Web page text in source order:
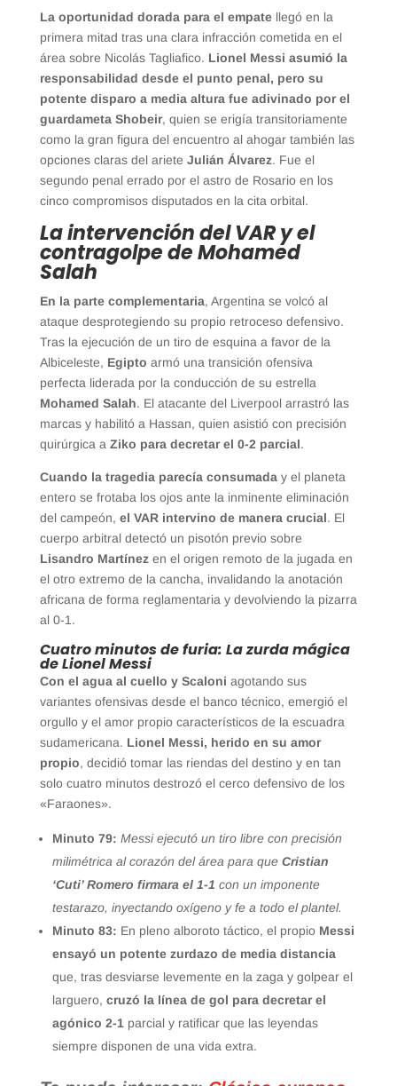
La oportunidad dorada para el empatellegó en la
primera mitad tras una clara infracción cometida en el
área sobre Nicolás Tagliafico. Lionel Messi asumió la
responsabilidad desde el punto penal, pero su
potente disparo a media altura fue adivinado por el
guardameta Shobeir, quien se erigía transitoriamente
como la gran figura del encuentro al ahogar también las
opciones claras del ariete Julián Álvarez. Fue el
segundo penal errado por el astro de Rosario en los
cinco compromisos disputados en la cita orbital.
La intervención del VAR y el
contragolpe de Mohamed
Salah
En la parte complementaria, Argentina se volcó al
ataque desprotegiendo su propio retroceso defensivo.
Tras la ejecución de un tiro de esquina a favor de la
Albiceleste, Egipto armó una transición ofensiva
perfecta liderada por la conducción de su estrella
Mohamed Salah. El atacante del Liverpool arrastró las
marcas y habilitó a Hassan, quien asistió con precisión
quirúrgica a Ziko para decretar el 0-2 parcial.
Cuando la tragedia parecía consumada y el planeta
entero se frotaba los ojos ante la inminente eliminación
del campeón, el VAR intervino de manera crucial. El
cuerpo arbitral detectó un pisotón previo sobre
Lisandro Martínezen el origen remoto de la jugada en
el otro extremo de la cancha, invalidando la anotación
africana de forma reglamentaria y devolviendo la pizarra
al 0-1.
Cuatro minutos de furia: La zurda mágica
de Lionel Messi
Con el agua al cuello y Scaloni agotando sus
variantes ofensivas desde el banco técnico, emergió el
orgullo y el amor propio característicos de la escuadra
sudamericana. Lionel Messi, herido en su amor
propio, decidió tomar las riendas del destino y en tan
solo cuatro minutos destrozó el cerco defensivo de los
«Faraones».
Minuto 79: Messi ejecutó un tiro libre con precisión
milimétrica al corazón del área para que Cristian
‘Cuti’ Romero firmara el 1-1 con un imponente
testarazo, inyectando oxígeno y fe a todo el plantel.
Minuto 83: En pleno alboroto táctico, el propio Messi
ensayó un potente zurdazo de media distancia
que, tras desviarse levemente en la zaga y golpear el
larguero, cruzó la línea de gol para decretar el
agónico 2-1parcial y ratificar que las leyendas
siempre disponen de una vida extra.